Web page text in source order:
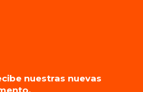
nuestras nuevas